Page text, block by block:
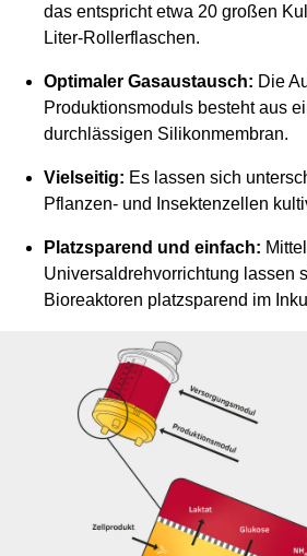
das entspricht etwa 20 großen
Liter-Rollerflaschen.
Optimaler Gasaustausch: Die
Produktionsmoduls besteht aus
durchlässigen Silikonmembran.
Vielseitig: Es lassen sich
Pflanzen- und Insektenzellen
Platzsparend und einfach:
Universaldrehvorrichtung lassen
Bioreaktoren platzsparend im